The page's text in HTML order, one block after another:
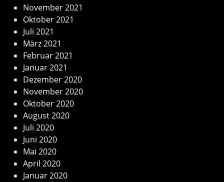
November 2021
Oktober 2021
Juli 2021
März 2021
Februar 2021
Januar 2021
Dezember 2020
November 2020
Oktober 2020
August 2020
Juli 2020
Juni 2020
Mai 2020
April 2020
Januar 2020